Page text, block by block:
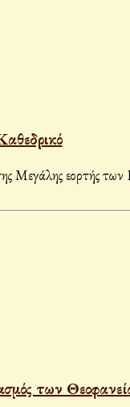
Μεγάλης εορτής
των